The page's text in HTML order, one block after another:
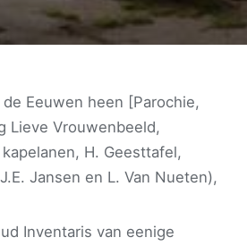
Eeuwen heen [Parochie,
Lieve Vrouwenbeeld,
H. Geesttafel,
Jansen en L. Van Nueten),
Inventaris van eenige